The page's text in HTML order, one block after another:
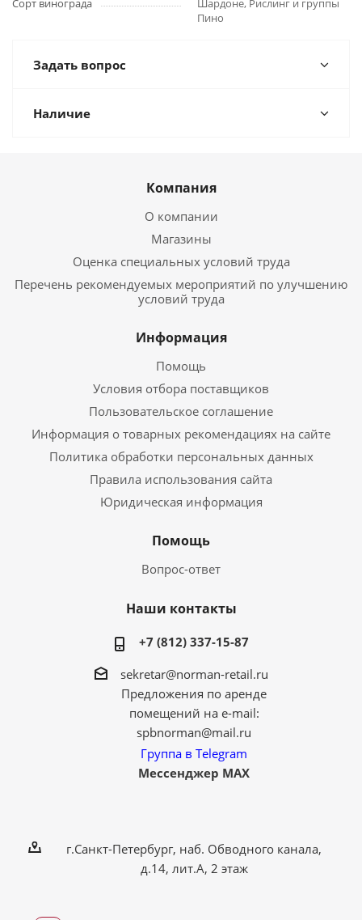
Сорт винограда
Шардоне, Рислинг и группы
Пино
Задать вопрос
Наличие
Компания
О компании
Магазины
Оценка специальных условий труда
Перечень рекомендуемых мероприятий по улучшению
условий труда
Информация
Помощь
Условия отбора поставщиков
Пользовательское соглашение
Информация о товарных рекомендациях на сайте
Политика обработки персональных данных
Правила использования сайта
Юридическая информация
Помощь
Вопрос-ответ
Наши контакты
+7 (812) 337-15-87
sekretar@norman-retail.ru
Предложения по аренде
помещений на e-mail:
spbnorman@mail.ru
Группа в Telegram
Мессенджер MAX
г.Санкт-Петербург, наб. Обводного канала,
д.14, лит.А, 2 этаж